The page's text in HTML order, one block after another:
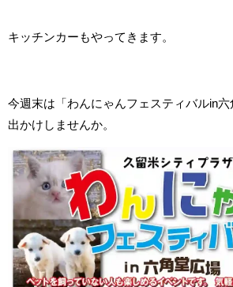
キッチンカーもやってきます。
今週末は「わんにゃんフェスティバルin
出かけしませんか。